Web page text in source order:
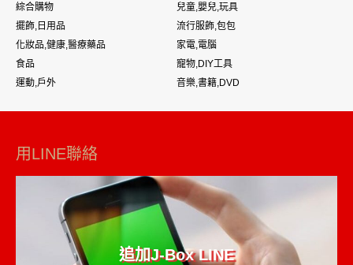
綜合購物
兒童,嬰兒,玩具
擺飾,日用品
流行服飾,包包
化妝品,健康,醫療藥品
家電,電腦
食品
寵物,DIY工具
運動,戶外
音樂,書籍,DVD
用LINE聯絡
追加J-Box LINE